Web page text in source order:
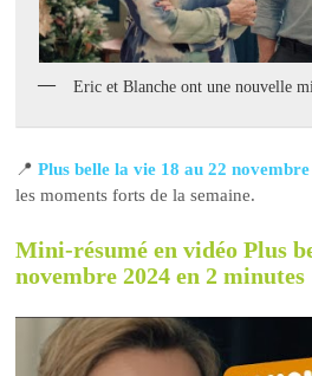
Eric et Blanche ont une nouvelle
📍Plus belle la vie 18 au 22
les moments forts de la semaine.
Mini-résumé en vidéo Plus
novembre 2024 en 2 minutes